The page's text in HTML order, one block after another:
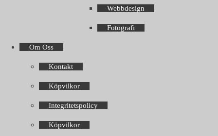
Webbdesign
Fotografi
Om Oss
Kontakt
Köpvilkor
Integritetspolicy
Köpvilkor